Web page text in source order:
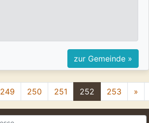
zur Gemeinde »
249 250 251 252 253 »